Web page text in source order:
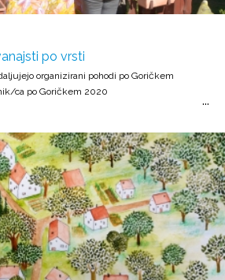
po vrsti
organizirani pohodi po Goričkem
ca po Goričkem 2020